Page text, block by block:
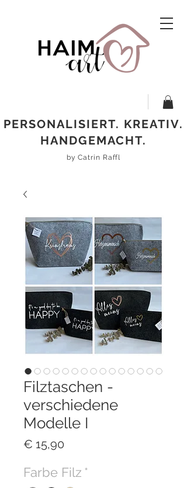
PERSONALISIERT. KREATIV.
HANDGEMACHT.
by Catrin Raffl
Filztaschen -
verschiedene
Modelle I
€ 15,90
Farbe Filz *